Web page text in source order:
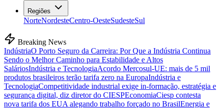
Regiões
NorteNordesteCentro-OesteSudesteSul
Breaking News
IndústriaO Porto Seguro da Carreira: Por Que a Indústria Continua
Sendo o Melhor Caminho para Estabilidade e Altos
SaláriosIndústria e TecnologiaAcordo Mercosul-UE: mais de 5 mil
produtos brasileiros terão tarifa zero na EuropaIndústria e
TecnologiaCompetitividade industrial exige in-formação, estratégia e
segurança digital, diz diretor do CIESPEconomiaCiesp contesta
nova tarifa dos EUA alegando trabalho forçado no BrasilEnergia e